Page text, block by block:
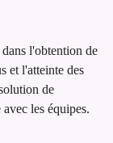
l'obtention de
et l'atteinte des
de
les équipes.